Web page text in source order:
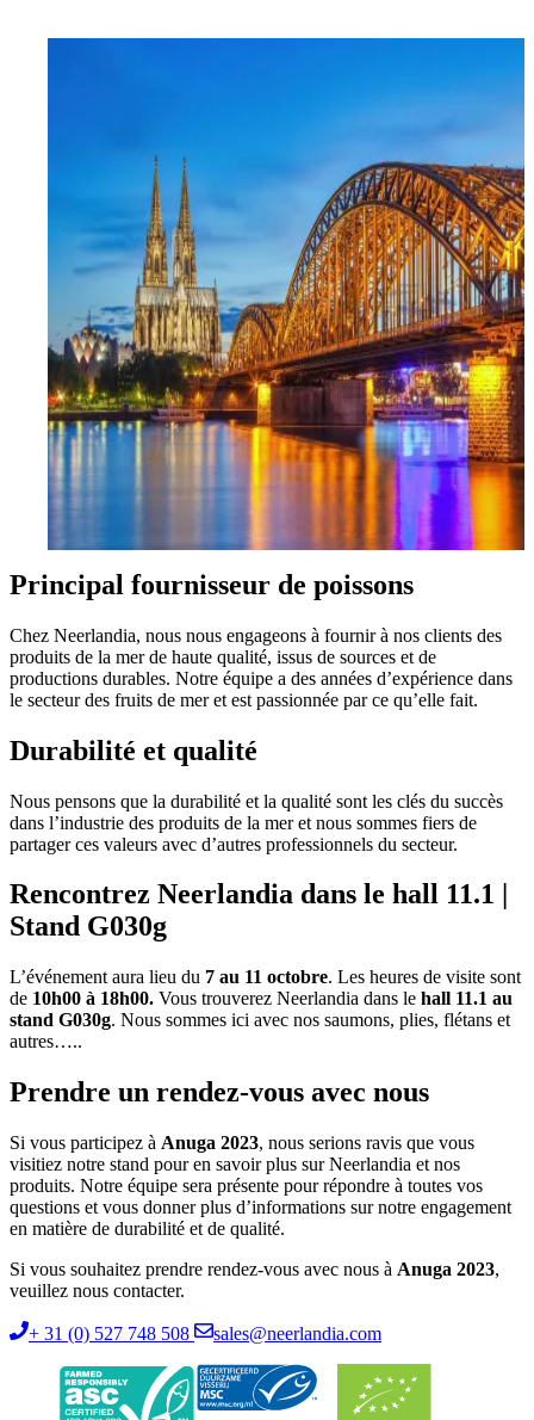
Principal fournisseur de poissons
Chez Neerlandia, nous nous engageons à fournir à nos clients des
produits de la mer de haute qualité, issus de sources et de
productions durables. Notre équipe a des années d’expérience dans
le secteur des fruits de mer et est passionnée par ce qu’elle fait.
Durabilité et qualité
Nous pensons que la durabilité et la qualité sont les clés du succès
dans l’industrie des produits de la mer et nous sommes fiers de
partager ces valeurs avec d’autres professionnels du secteur.
Rencontrez Neerlandia dans le hall 11.1 |
Stand G030g
L’événement aura lieu du 7 au 11 octobre. Les heures de visite sont
de 10h00 à 18h00. Vous trouverez Neerlandia dans le hall 11.1 au
stand G030g. Nous sommes ici avec nos saumons, plies, flétans et
autres…..
Prendre un rendez-vous avec nous
Si vous participez à Anuga 2023, nous serions ravis que vous
visitiez notre stand pour en savoir plus sur Neerlandia et nos
produits. Notre équipe sera présente pour répondre à toutes vos
questions et vous donner plus d’informations sur notre engagement
en matière de durabilité et de qualité.
Si vous souhaitez prendre rendez-vous avec nous à Anuga 2023,
veuillez nous contacter.
+ 31 (0) 527 748 508 sales@neerlandia.com